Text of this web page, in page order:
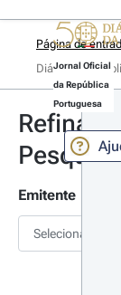
Jornal Oficial
da República
Portuguesa
Página de
Diário da
Refinar
Pesquisa
Emitente
Selecionar